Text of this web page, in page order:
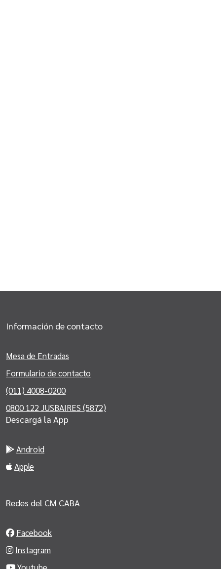
Información de contacto
Mesa de Entradas
Formulario de contacto
(011) 4008-0200
0800 122 JUSBAIRES (5872)
Descargá la App
Android
Apple
Redes del CM CABA
Facebook
Instagram